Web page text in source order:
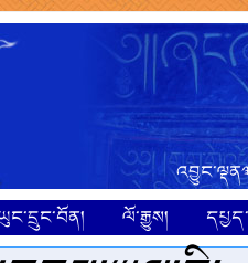
ལོ་རྒྱུས།